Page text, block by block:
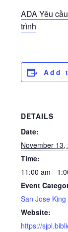
ADA Yêu
trình
Add
DETAILS
Date:
November 13,
Time:
11:00 am -
Event
San Jose
Website:
https://